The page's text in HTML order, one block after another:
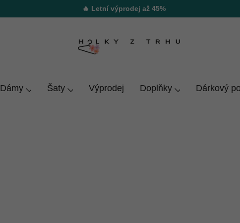
🔥 Letní výprodej až 45%
Dámy Šaty Výprodej Doplňky Dárkový